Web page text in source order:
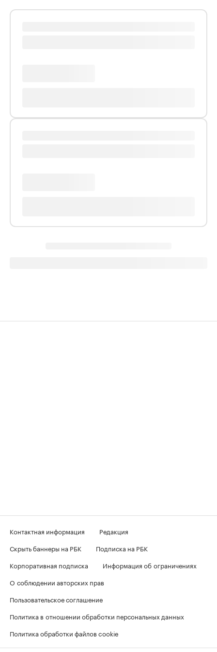
Контактная информация
Редакция
Скрыть баннеры на РБК
Подписка на РБК
Корпоративная подписка
Информация об ограничениях
О соблюдении авторских прав
Пользовательское соглашение
Политика в отношении обработки персональных данных
Политика обработки файлов cookie